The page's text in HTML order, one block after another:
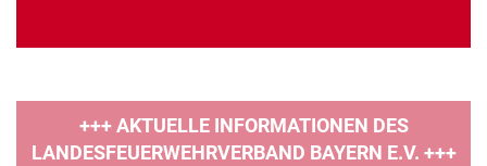
+++ AKTUELLE INFORMATIONEN DES
LANDESFEUERWEHRVERBAND BAYERN E.V. +++